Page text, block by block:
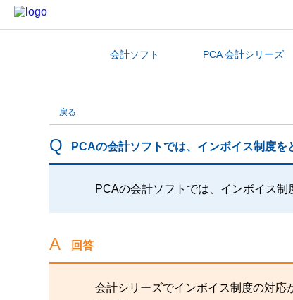
カテゴリから探す
会計ソフト PCA 会計シリーズ
戻る
PCAの会計ソフトでは、インボイス制度を
PCAの会計ソフトでは、インボイス制
回答
会計シリーズでインボイス制度の対